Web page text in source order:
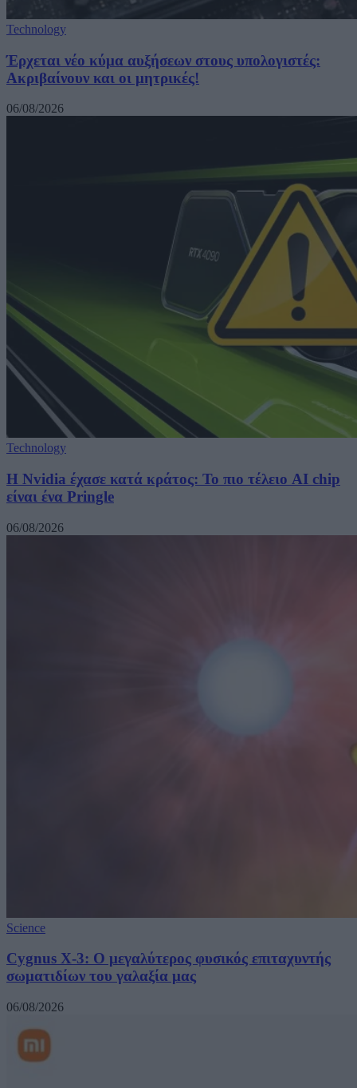
Technology
Έρχεται νέο κύμα αυξήσεων στους υπολογιστές:
Ακριβαίνουν και οι μητρικές!
06/08/2026
Technology
Η Nvidia έχασε κατά κράτος: Το πιο τέλειο AI chip
είναι ένα Pringle
06/08/2026
Science
Cygnus X-3: Ο μεγαλύτερος φυσικός επιταχυντής
σωματιδίων του γαλαξία μας
06/08/2026